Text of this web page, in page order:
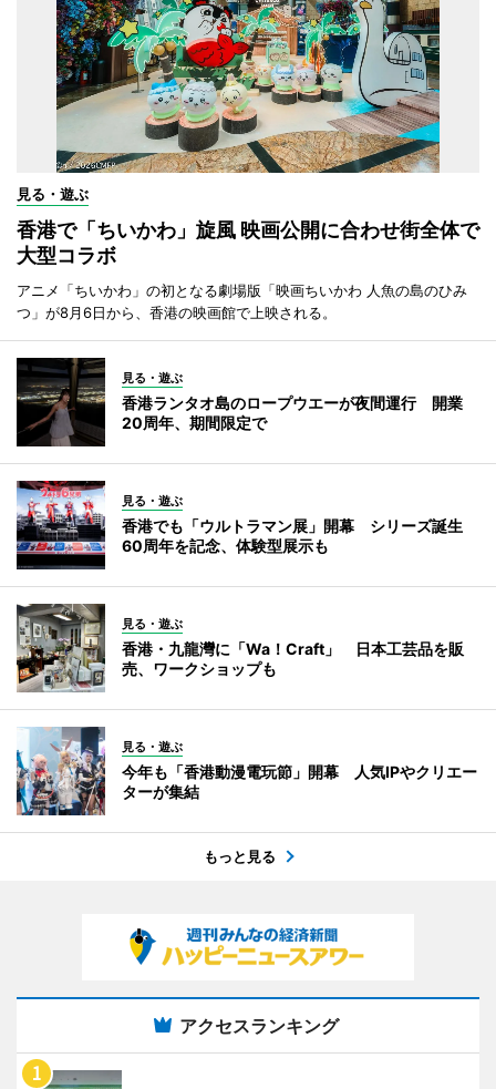
見る・遊ぶ
香港で「ちいかわ」旋風 映画公開に合わせ街全体で
大型コラボ
アニメ「ちいかわ」の初となる劇場版「映画ちいかわ 人魚の島のひみ
つ」が8月6日から、香港の映画館で上映される。
見る・遊ぶ
香港ランタオ島のロープウエーが夜間運行 開業
20周年、期間限定で
見る・遊ぶ
香港でも「ウルトラマン展」開幕 シリーズ誕生
60周年を記念、体験型展示も
見る・遊ぶ
香港・九龍灣に「Wa！Craft」 日本工芸品を販
売、ワークショップも
見る・遊ぶ
今年も「香港動漫電玩節」開幕 人気IPやクリエー
ターが集結
もっと見る
アクセスランキング